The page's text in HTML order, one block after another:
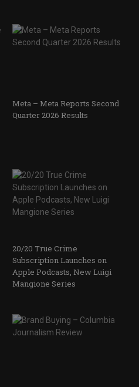
Meta – Meta Reports Second
Quarter 2026 Results
20/20 True Crime
Subscription Launches on
Apple Podcasts, New Luigi
Mangione Series